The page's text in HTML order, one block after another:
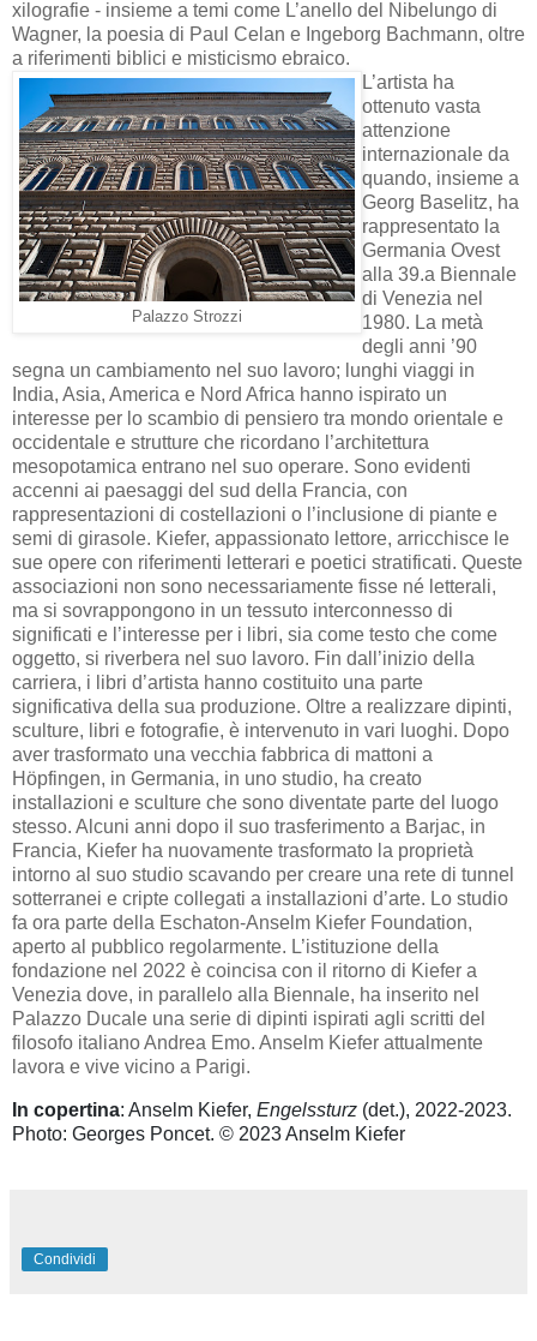
xilografie - insieme a temi come L’anello del Nibelungo di
Wagner, la poesia di Paul Celan e Ingeborg Bachmann, oltre
a riferimenti biblici e misticismo ebraico.
Palazzo Strozzi
L’artista ha
ottenuto vasta
attenzione
internazionale da
quando, insieme a
Georg Baselitz, ha
rappresentato la
Germania Ovest
alla 39.a Biennale
di Venezia nel
1980. La metà
degli anni ’90
segna un cambiamento nel suo lavoro; lunghi viaggi in
India, Asia, America e Nord Africa hanno ispirato un
interesse per lo scambio di pensiero tra mondo orientale e
occidentale e strutture che ricordano l’architettura
mesopotamica entrano nel suo operare. Sono evidenti
accenni ai paesaggi del sud della Francia, con
rappresentazioni di costellazioni o l’inclusione di piante e
semi di girasole. Kiefer, appassionato lettore, arricchisce le
sue opere con riferimenti letterari e poetici stratificati. Queste
associazioni non sono necessariamente fisse né letterali,
ma si sovrappongono in un tessuto interconnesso di
significati e l’interesse per i libri, sia come testo che come
oggetto, si riverbera nel suo lavoro. Fin dall’inizio della
carriera, i libri d’artista hanno costituito una parte
significativa della sua produzione. Oltre a realizzare dipinti,
sculture, libri e fotografie, è intervenuto in vari luoghi. Dopo
aver trasformato una vecchia fabbrica di mattoni a
Höpfingen, in Germania, in uno studio, ha creato
installazioni e sculture che sono diventate parte del luogo
stesso. Alcuni anni dopo il suo trasferimento a Barjac, in
Francia, Kiefer ha nuovamente trasformato la proprietà
intorno al suo studio scavando per creare una rete di tunnel
sotterranei e cripte collegati a installazioni d’arte. Lo studio
fa ora parte della Eschaton-Anselm Kiefer Foundation,
aperto al pubblico regolarmente. L’istituzione della
fondazione nel 2022 è coincisa con il ritorno di Kiefer a
Venezia dove, in parallelo alla Biennale, ha inserito nel
Palazzo Ducale una serie di dipinti ispirati agli scritti del
filosofo italiano Andrea Emo. Anselm Kiefer attualmente
lavora e vive vicino a Parigi.
In copertina: Anselm Kiefer, Engelssturz (det.), 2022-2023.
Photo: Georges Poncet. © 2023 Anselm Kiefer
Condividi